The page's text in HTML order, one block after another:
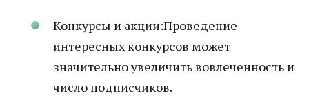
Конкурсы и акции:Проведение
интересных конкурсов может
значительно увеличить вовлеченность и
число подписчиков.